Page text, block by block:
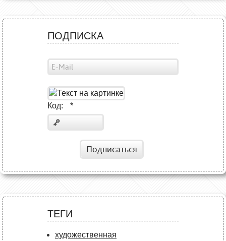
ПОДПИСКА
Код: *
Подписаться
ТЕГИ
художественная